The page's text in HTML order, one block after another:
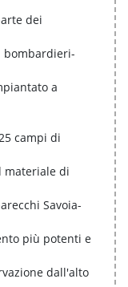
dei
bombardieri-
a
campi di
materiale di
Savoia-
più potenti e
dall'alto